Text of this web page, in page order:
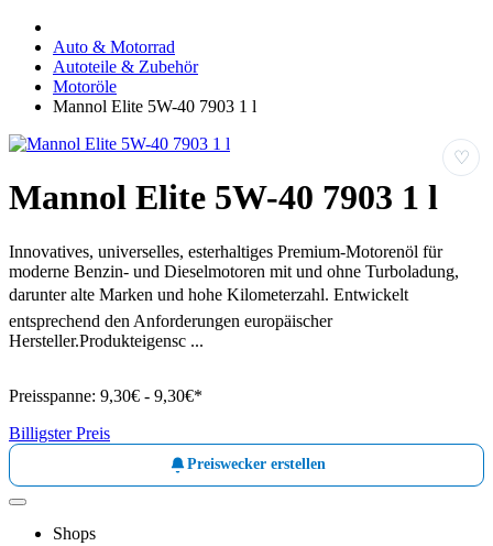
Auto & Motorrad
Autoteile & Zubehör
Motoröle
Mannol Elite 5W-40 7903 1 l
♡
Mannol Elite 5W-40 7903 1 l
Innovatives, universelles, esterhaltiges Premium-Motorenöl für
moderne Benzin- und Dieselmotoren mit und ohne Turboladung,
darunter alte Marken und hohe Kilometerzahl. Entwickelt
entsprechend den Anforderungen europäischer
Hersteller.Produkteigensc ...
Preisspanne: 9,30€ - 9,30€*
Billigster Preis
Preiswecker erstellen
Shops